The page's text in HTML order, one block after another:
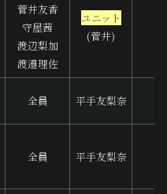
菅井友香
守屋茜
渡辺梨加
渡邉理佐
ユニット
(菅井)
全員 平手友梨奈
全員 平手友梨奈